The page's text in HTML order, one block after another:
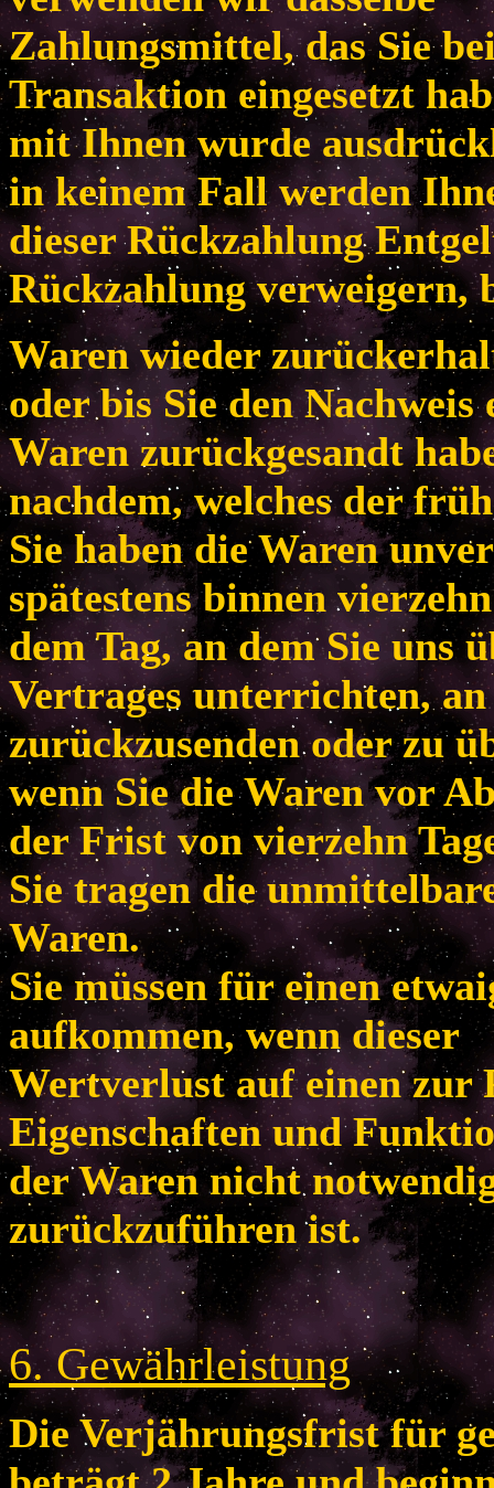
Zahlungsmittel, das Sie
Transaktion eingesetzt
mit Ihnen wurde
in keinem Fall werden
dieser Rückzahlung
Rückzahlung verweigern,
Waren wieder
oder bis Sie den
Waren zurückgesandt
nachdem, welches der
Sie haben die Waren
spätestens binnen
dem Tag, an dem Sie uns
Vertrages unterrichten, an
zurückzusenden oder zu
wenn Sie die Waren vor
der Frist von vierzehn
Sie tragen die
Waren.
Sie müssen für einen
aufkommen, wenn dieser
Wertverlust auf einen zur
Eigenschaften und
der Waren nicht
zurückzuführen ist.
6. Gewährleistung
Die Verjährungsfrist für